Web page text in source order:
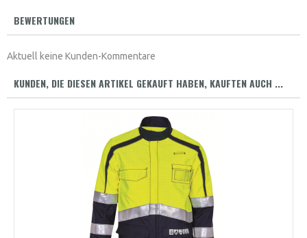
BEWERTUNGEN
Aktuell keine Kunden-Kommentare
KUNDEN, DIE DIESEN ARTIKEL GEKAUFT HABEN, KAUFTEN AUCH ...